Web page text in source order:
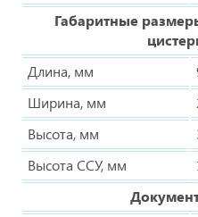
Габаритные
Длина, мм
Ширина, мм
Высота, мм
Высота ССУ, мм